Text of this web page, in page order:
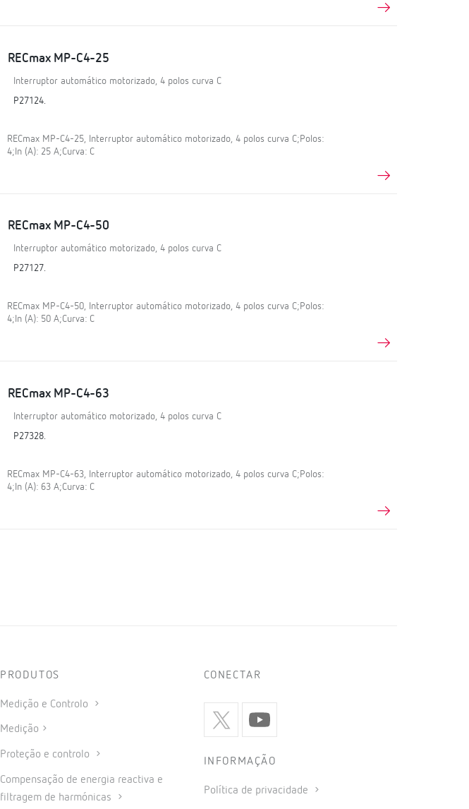
RECmax MP-C4-25
Interruptor automático motorizado, 4 polos curva C
P27124.
RECmax MP-C4-25, Interruptor automático motorizado, 4 polos curva C;Polos:
4;In (A): 25 A;Curva: C
RECmax MP-C4-50
Interruptor automático motorizado, 4 polos curva C
P27127.
RECmax MP-C4-50, Interruptor automático motorizado, 4 polos curva C;Polos:
4;In (A): 50 A;Curva: C
RECmax MP-C4-63
Interruptor automático motorizado, 4 polos curva C
P27328.
RECmax MP-C4-63, Interruptor automático motorizado, 4 polos curva C;Polos:
4;In (A): 63 A;Curva: C
PRODUTOS
Medição e Controlo
Medição
Proteção e controlo
Compensação de energia reactiva e
filtragem de harmónicas
CONECTAR
INFORMAÇÃO
Política de privacidade